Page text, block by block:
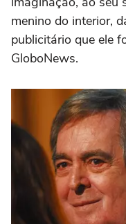
menino do interior,
publicitário que ele
GloboNews.